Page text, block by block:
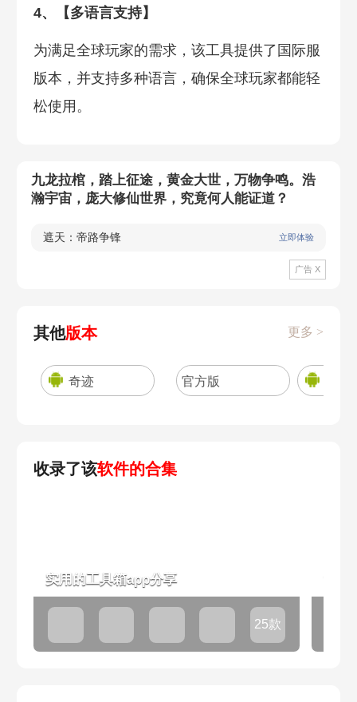
4、【多语言支持】
为满足全球玩家的需求，该工具提供了国际服
版本，并支持多种语言，确保全球玩家都能轻
松使用。
九龙拉棺，踏上征途，黄金大世，万物争鸣。浩
瀚宇宙，庞大修仙世界，究竟何人能证道？
遮天：帝路争锋 立即体验
广告 X
其他版本 更多 >
奇迹 官方版
收录了该软件的合集
实用的工具箱app分享
25款